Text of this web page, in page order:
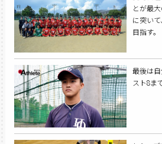
とが最
に突い
目指す。
最後は
スト8ま